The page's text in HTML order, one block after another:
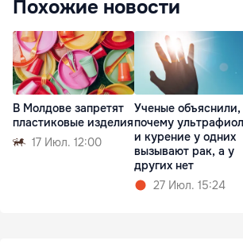
Похожие новости
В Молдове запретят
пластиковые изделия
17 Июл. 12:00
Ученые объяснили,
почему
и курение у одних
вызывают рак, а у
других нет
27 Июл. 15:24